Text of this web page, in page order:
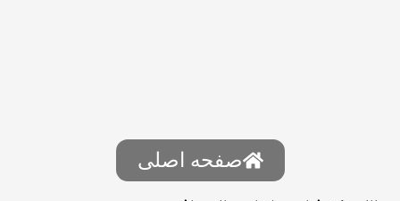
صفحه اصلی